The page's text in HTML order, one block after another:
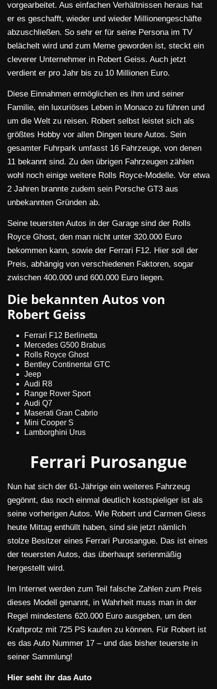
vorgearbeitet. Aus einfachen Verhältnissen heraus hat
er es geschafft, wieder und wieder Millionengeschäfte
abzuschließen. So sehr er für seine Persona im TV
belächelt wird und zum Meme geworden ist, steckt ein
cleverer Unternehmer in Robert Geiss. Auch jetzt
verdient er pro Jahr bis zu 10 Millionen Euro.
Diese Einnahmen ermöglichen es ihm und seiner
Familie, ein luxuriöses Leben in Monaco zu führen und
um die Welt zu reisen. Robert selbst leistet sich als
größtes Hobby vor allen Dingen teure Autos. Sein
gesamter Fuhrpark umfasst 16 Fahrzeuge, von denen
11 bekannt sind. Zu den übrigen Fahrzeugen zählen
wohl noch einige weitere Rolls Royce-Modelle. Vor etwa
2 Jahren brannte zudem sein Porsche GT3 aus
unbekannten Gründen ab.
Seine teuersten Autos in der Garage sind der Rolls
Royce Ghost, den man nicht unter 320.000 Euro
bekommen kann, sowie der Ferrari F12. Hier soll der
Preis, abhängig von verschiedenen Faktoren, sogar
zwischen 400.000 und 600.000 Euro liegen.
Die bekannten Autos von
Robert Geiss
Ferrari F12 Berlinetta
Mercedes G500 Brabus
Rolls Royce Ghost
Bentley Continental GTC
Jeep
Audi R8
Range Rover Sport
Audi Q7
Maserati Gran Cabrio
Mini Cooper S
Lamborghini Urus
Ferrari Purosangue
Nun hat sich der 61-Jährige ein weiteres Fahrzeug
gegönnt, das noch einmal deutlich kostspieliger ist als
seine vorherigen Autos. Wie Robert und Carmen Giess
heute Mittag enthüllt haben, sind sie jetzt nämlich
stolze Besitzer eines Ferrari Purosangue. Das ist eines
der teuersten Autos, das überhaupt serienmäßig
hergestellt wird.
Im Internet werden zum Teil falsche Zahlen zum Preis
dieses Modell genannt, in Wahrheit muss man in der
Regel mindestens 620.000 Euro ausgeben, um den
Kraftprotz mit 725 PS kaufen zu können. Für Robert ist
es das Auto Nummer 17 – und das bisher teuerste in
seiner Sammlung!
Hier seht ihr das Auto